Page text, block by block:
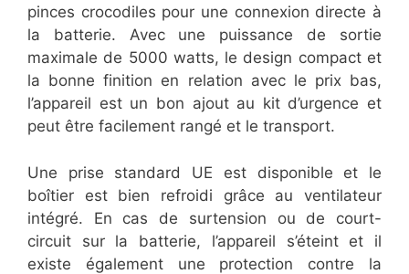
pinces crocodiles pour une connexion directe à
la batterie. Avec une puissance de sortie
maximale de 5000 watts, le design compact et
la bonne finition en relation avec le prix bas,
l’appareil est un bon ajout au kit d’urgence et
peut être facilement rangé et le transport.
Une prise standard UE est disponible et le
boîtier est bien refroidi grâce au ventilateur
intégré. En cas de surtension ou de court-
circuit sur la batterie, l’appareil s’éteint et il
existe également une protection contre la